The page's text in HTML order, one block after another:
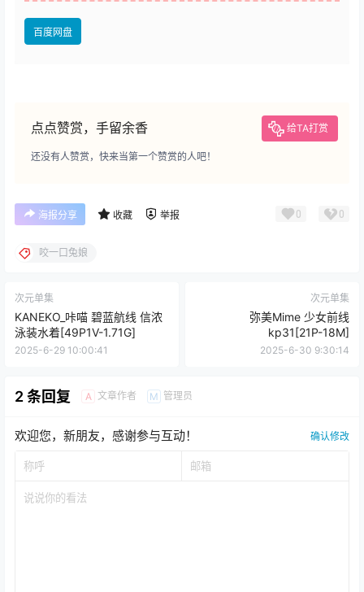
百度网盘
点点赞赏，手留余香 给TA打赏
还没有人赞赏，快来当第一个赞赏的人吧！
海报分享 收藏 举报 0 0
咬一口兔娘
次元单集
KANEKO_咔喵 碧蓝航线 信浓
泳装水着[49P1V-1.71G]
2025-6-29 10:00:41
次元单集
弥美Mime 少女前线
kp31[21P-18M]
2025-6-30 9:30:14
2 条回复 A 文章作者 M 管理员
欢迎您，新朋友，感谢参与互动！ 确认修改